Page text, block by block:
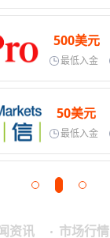
500美元
最低入金
50美元
最低入金
资讯 市场行情